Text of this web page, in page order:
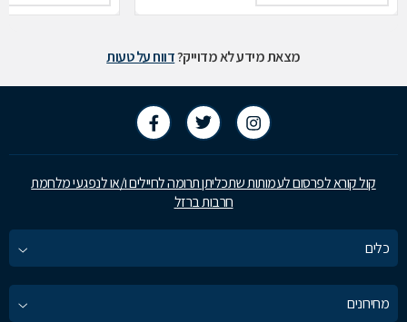
מצאת מידע לא מדוייק?דווח על טעות
קול קורא לפרסום לעמותות שתכליתן תרומה לחיילים ו/או לנפגעי מלחמת
חרבות ברזל
כלים
מחירונים